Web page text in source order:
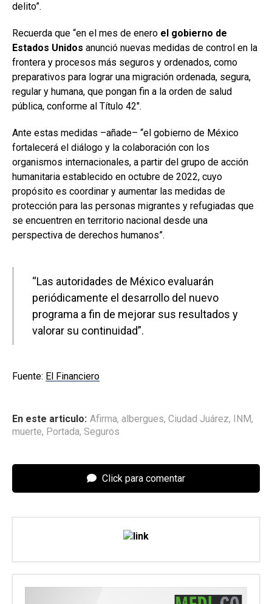
delito”.
Recuerda que “en el mes de enero el gobierno de
Estados Unidos anunció nuevas medidas de control en la
frontera y procesos más seguros y ordenados, como
preparativos para lograr una migración ordenada, segura,
regular y humana, que pongan fin a la orden de salud
pública, conforme al Título 42″.
Ante estas medidas –añade– “el gobierno de México
fortalecerá el diálogo y la colaboración con los
organismos internacionales, a partir del grupo de acción
humanitaria establecido en octubre de 2022, cuyo
propósito es coordinar y aumentar las medidas de
protección para las personas migrantes y refugiadas que
se encuentren en territorio nacional desde una
perspectiva de derechos humanos”.
“Las autoridades de México evaluarán
periódicamente el desarrollo del nuevo
programa a fin de mejorar sus resultados y
valorar su continuidad”.
Fuente: El Financiero
En este articulo: Afirma, albergues, Ciudad Juárez, INM,
muerte, Portada, Seguros
Click para comentar